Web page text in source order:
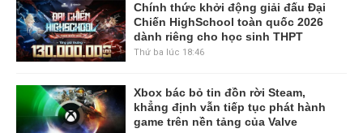
Chính thức khởi động giải đấu Đại
Chiến HighSchool toàn quốc 2026
dành riêng cho học sinh THPT
Thứ ba lúc 18:46
Xbox bác bỏ tin đồn rời Steam,
khẳng định vẫn tiếp tục phát hành
game trên nền tảng của Valve